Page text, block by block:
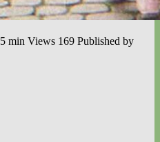
5 min Views 169 Published by